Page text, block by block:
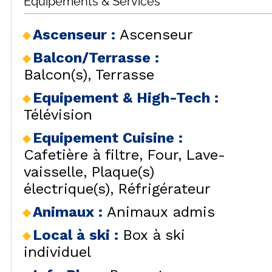
SÉJOURS & BONS
LOCALISATION
LES
BONS PLANS
ACTIVITÉS
CONTACT / DEVIS
FAQ
INSPIREZ-VOUS !
Ascenseur : Ascenseur
Balcon/Terrasse :
Balcon(s) Terrasse
Equipement & High-Tech :
Télévision
Equipement Cuisine :
Cafetière à filtre
Four Lave-
vaisselle
Plaque(s)
électrique(s)
Réfrigérateur
Animaux : Animaux admis
Local à ski : Box à ski
individuel